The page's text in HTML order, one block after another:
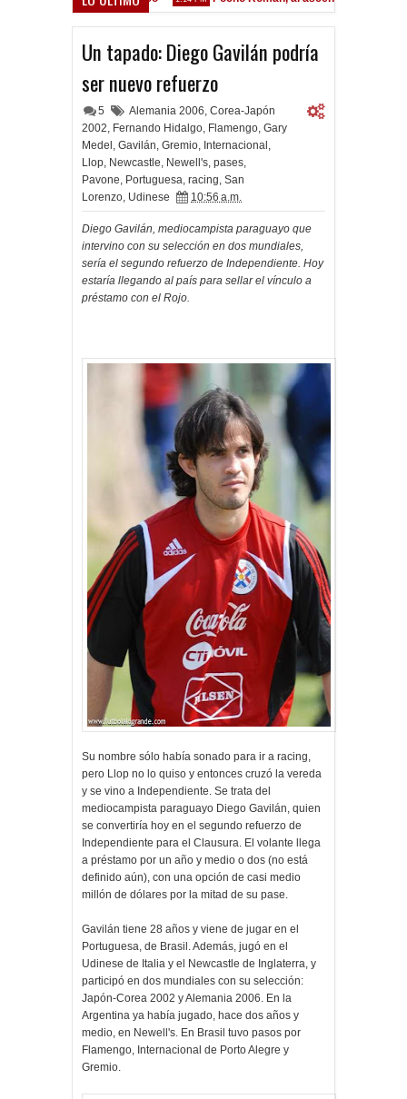
Un tapado: Diego Gavilán podría
ser nuevo refuerzo
5 Alemania 2006, Corea-Japón
2002, Fernando Hidalgo, Flamengo, Gary
Medel , Gavilán, Gremio, Internacional ,
Llop, Newcastle, Newell's, pases,
Pavone, Portuguesa, racing, San
Lorenzo, Udinese 10:56 a.m.
Diego Gavilán, mediocampista paraguayo que
intervino con su selección en dos mundiales,
sería el segundo refuerzo de Independiente. Hoy
estaría llegando al país para sellar el vínculo a
préstamo con el Rojo.
Su nombre sólo había sonado para ir a racing,
pero Llop no lo quiso y entonces cruzó la vereda
y se vino a Independiente. Se trata del
mediocampista paraguayo Diego Gavilán, quien
se convertiría hoy en el segundo refuerzo de
Independiente para el Clausura. El volante llega
a préstamo por un año y medio o dos (no está
definido aún), con una opción de casi medio
millón de dólares por la mitad de su pase.
Gavilán tiene 28 años y viene de jugar en el
Portuguesa, de Brasil. Además, jugó en el
Udinese de Italia y el Newcastle de Inglaterra, y
participó en dos mundiales con su selección:
Japón-Corea 2002 y Alemania 2006. En la
Argentina ya había jugado, hace dos años y
medio, en Newell's. En Brasil tuvo pasos por
Flamengo, Internacional de Porto Alegre y
Gremio.